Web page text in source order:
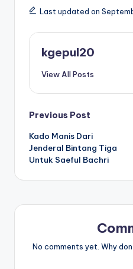
Last updated on
kgepul20
View All Posts
Post
navigation
Previous Post
Kado Manis Dari
Jenderal Bintang Tiga
Untuk Saeful Bachri
No comments yet. Why